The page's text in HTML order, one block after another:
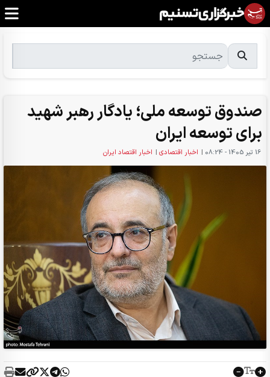
صندوق توسعه ملی؛ یادگار رهبر شهید
برای توسعه ایران
16 تير 1405 - 08:24 | اخبار اقتصادی | اخبار اقتصاد ایران